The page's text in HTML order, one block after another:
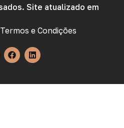
Site atualizado em
Termos e Condições